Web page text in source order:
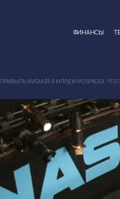
ФИНАНСЫ
ПРИБЫЛЬ NVIDIA $5,9 МЛРД И IPO SPACEX: